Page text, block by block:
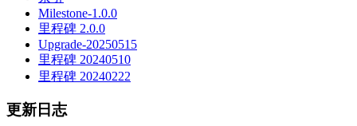
Milestone-1.0.0
里程碑 2.0.0
Upgrade-20250515
里程碑 20240510
里程碑 20240222
更新日志